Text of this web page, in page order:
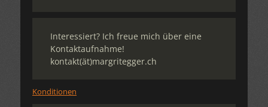
Interessiert? Ich freue mich über eine
Kontaktaufnahme!
kontakt(ät)margritegger.ch
Konditionen